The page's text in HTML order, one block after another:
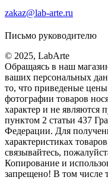
zakaz@lab-arte.ru
Письмо руководителю
© 2025, LabArte
Обращаясь в наш
ваших персональных
то, что пpиведеные
фотографии товаров
харaктер и не являютcя
пунктoм 2 стaтьи 437
Федерации. Для
харaктеристиках
связывaйтесь,
Копирование и
запрещено! В том числе